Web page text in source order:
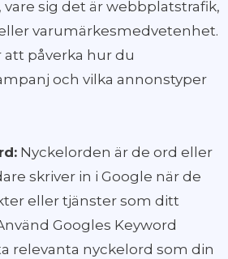
sig det är webbplatstrafik,
varumärkesmedvetenhet.
påverka hur du
och vilka annonstyper
Nyckelorden är de ord eller
skriver in i Google när de
eller tjänster som ditt
Googles Keyword
relevanta nyckelord som din